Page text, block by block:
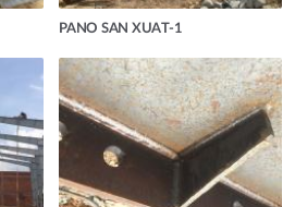
PANO SAN XUAT-1